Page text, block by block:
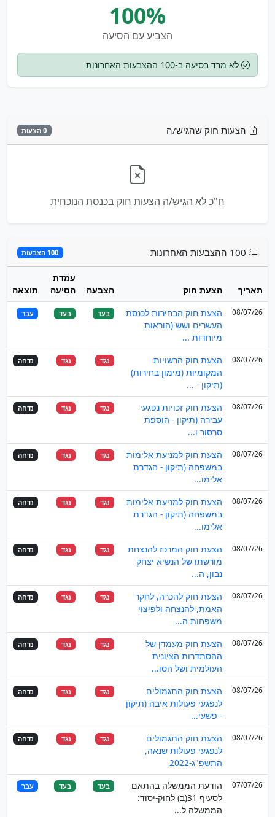
100%
הצביע עם הסיעה
לא מרד בסיעה ב-100 ההצבעות האחרונות
הצעות חוק שהגיש/ה 0 הצעות
ח"כ לא הגיש/ה הצעות חוק בכנסת הנוכחית
100 הצבעות
תאריך הצעת חוק הצבעה
עמדת
הסיעה
תוצאה
08/07/26
הצעת חוק הבחירות לכנסת
העשרים ושש (הוראות
מיוחדות ...
בעד בעד עבר
08/07/26
הצעת חוק הרשויות
המקומיות (מימון בחירות)
(תיקון - ...
נגד נגד נדחה
08/07/26
הצעת חוק זכויות נפגעי
עבירה (תיקון - הוספת
סרסור ו...
נגד נגד נדחה
08/07/26
הצעת חוק למניעת אלימות
במשפחה (תיקון - הגדרת
אלימו...
נגד נגד נדחה
08/07/26
הצעת חוק למניעת אלימות
במשפחה (תיקון - הגדרת
אלימו...
נגד נגד נדחה
08/07/26
הצעת חוק המרכז להנצחת
מורשתו של הנשיא יצחק
נבון, ה...
נגד נגד נדחה
08/07/26
הצעת חוק להכרה, לחקר
האמת, להנצחה ולפיצוי
משפחות ה...
נגד נגד נדחה
08/07/26
הצעת חוק מעמדן של
ההסתדרות הציונית
העולמית ושל הסו...
נגד נגד נדחה
08/07/26
הצעת חוק התגמולים
לנפגעי פעולות איבה (תיקון
- פשעי...
נגד נגד נדחה
08/07/26
הצעת חוק התגמולים
לנפגעי פעולות שנאה,
התשפ"ג-2022
נגד נגד נדחה
07/07/26
הודעת הממשלה בהתאם
לסעיף 31(ב) לחוק-יסוד:
הממשלה ל...
בעד בעד עבר